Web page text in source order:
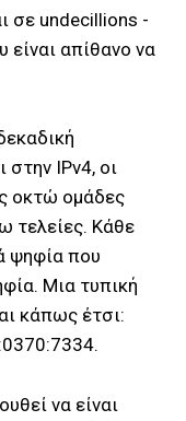
σε undecillions -
είναι απίθανο να
στην IPv4, οι
οκτώ ομάδες
τελείες. Κάθε
ψηφία που
Μια τυπική
κάπως έτσι:
να είναι